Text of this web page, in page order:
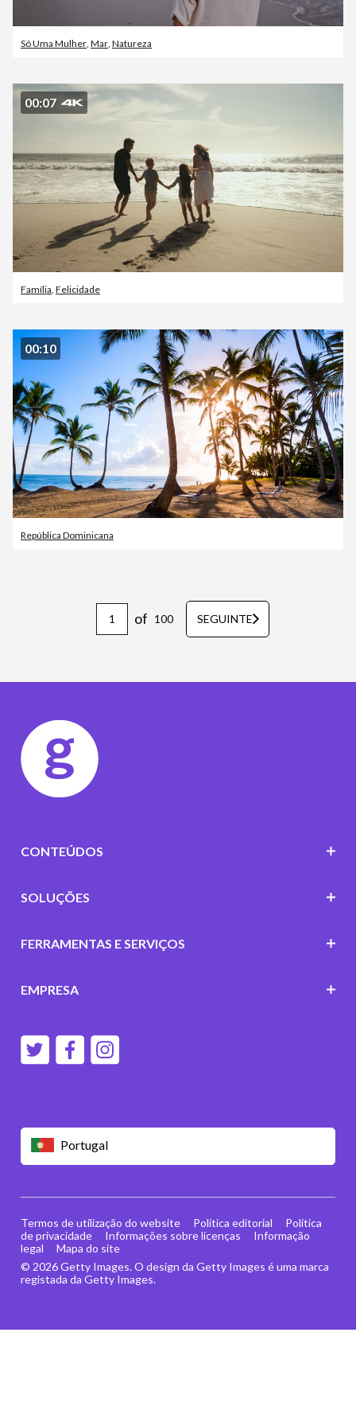
Só Uma Mulher Mar Natureza
00:07
Família Felicidade
00:10
República Dominicana
of 100 SEGUINTE
Portugal
CONTEÚDOS
SOLUÇÕES
FERRAMENTAS E SERVIÇOS
EMPRESA
© 2026 Getty Images. O design da Getty Images é uma marca
registada da Getty Images.
Termos de utilização do website Política editorial
Política
de privacidade
Informações sobre licenças
Informação
legal
Mapa do site